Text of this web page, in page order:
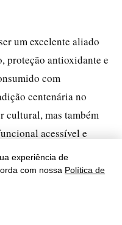
experiência de
com nossa Política de
um excelente aliado
proteção antioxidante e
com
centenária no
cultural, mas também
acessível e